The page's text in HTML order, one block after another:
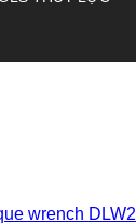
wrench DLW2